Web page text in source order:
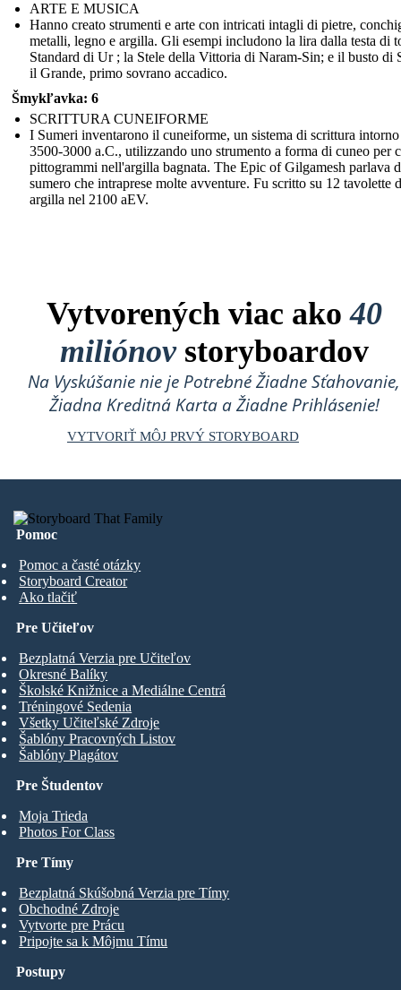
ARTE E MUSICA
Hanno creato strumenti e arte con intricati intagli di pietre,
metalli, legno e argilla. Gli esempi includono la lira dalla testa di
Standard di Ur ; la Stele della Vittoria di Naram-Sin; e il busto di
il Grande, primo sovrano accadico.
Šmykľavka: 6
SCRITTURA CUNEIFORME
I Sumeri inventarono il cuneiforme, un sistema di scrittura
3500-3000 a.C., utilizzando uno strumento a forma di cuneo per
pittogrammi nell'argilla bagnata. The Epic of Gilgamesh parlava
sumero che intraprese molte avventure. Fu scritto su 12 tavolette
argilla nel 2100 aEV.
Vytvorených viac ako40
miliónovstoryboardov
Na Vyskúšanie nie je Potrebné Žiadne Sťahovanie,
Žiadna Kreditná Karta a Žiadne Prihlásenie!
VYTVORIŤ MÔJ PRVÝ STORYBOARD
Pomoc
Pomoc a časté otázky
Storyboard Creator
Ako tlačiť
Pre Študentov
Moja Trieda
Photos For Class
Pre Učiteľov
Bezplatná Verzia pre Učiteľov
Okresné Balíky
Školské Knižnice a Mediálne Centrá
Tréningové Sedenia
Všetky Učiteľské Zdroje
Šablóny Pracovných Listov
Šablóny Plagátov
Pre Tímy
Bezplatná Skúšobná Verzia pre Tímy
Obchodné Zdroje
Vytvorte pre Prácu
Pripojte sa k Môjmu Tímu
Postupy